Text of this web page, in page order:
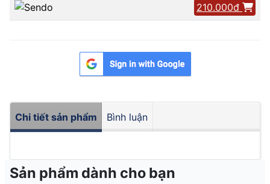
210.000đ
Chi tiết sản phẩm Bình luận
Sản phẩm dành cho bạn